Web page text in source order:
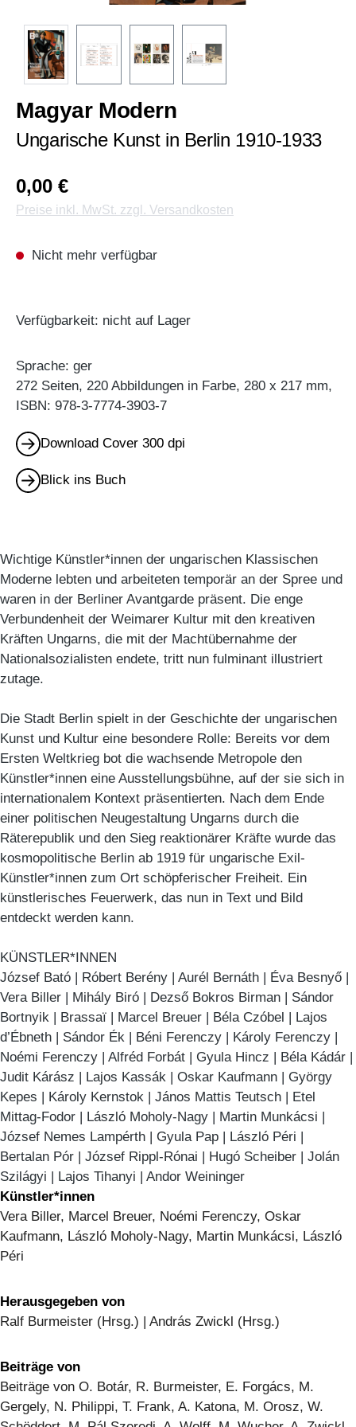
Magyar Modern
Ungarische Kunst in Berlin 1910-1933
0,00 €
Preise inkl. MwSt. zzgl. Versandkosten
Nicht mehr verfügbar
Verfügbarkeit: nicht auf Lager
Sprache: ger
272 Seiten, 220 Abbildungen in Farbe, 280 x 217 mm,
ISBN: 978-3-7774-3903-7
Download Cover 300 dpi
Blick ins Buch
Wichtige Künstler*innen der ungarischen Klassischen
Moderne lebten und arbeiteten temporär an der Spree und
waren in der Berliner Avantgarde präsent. Die enge
Verbundenheit der Weimarer Kultur mit den kreativen
Kräften Ungarns, die mit der Machtübernahme der
Nationalsozialisten endete, tritt nun fulminant illustriert
zutage.
Die Stadt Berlin spielt in der Geschichte der ungarischen
Kunst und Kultur eine besondere Rolle: Bereits vor dem
Ersten Weltkrieg bot die wachsende Metropole den
Künstler*innen eine Ausstellungsbühne, auf der sie sich in
internationalem Kontext präsentierten. Nach dem Ende
einer politischen Neugestaltung Ungarns durch die
Räterepublik und den Sieg reaktionärer Kräfte wurde das
kosmopolitische Berlin ab 1919 für ungarische Exil-
Künstler*innen zum Ort schöpferischer Freiheit. Ein
künstlerisches Feuerwerk, das nun in Text und Bild
entdeckt werden kann.
KÜNSTLER*INNEN
József Bató | Róbert Berény | Aurél Bernáth | Éva Besnyő |
Vera Biller | Mihály Biró | Dezső Bokros Birman | Sándor
Bortnyik | Brassaï | Marcel Breuer | Béla Czóbel | Lajos
d’Ébneth | Sándor Ék | Béni Ferenczy | Károly Ferenczy |
Noémi Ferenczy | Alfréd Forbát | Gyula Hincz | Béla Kádár |
Judit Kárász | Lajos Kassák | Oskar Kaufmann | György
Kepes | Károly Kernstok | János Mattis Teutsch | Etel
Mittag-Fodor | László Moholy-Nagy | Martin Munkácsi |
József Nemes Lampérth | Gyula Pap | László Péri |
Bertalan Pór | József Rippl-Rónai | Hugó Scheiber | Jolán
Szilágyi | Lajos Tihanyi | Andor Weininger
Künstler*innen
Vera Biller, Marcel Breuer, Noémi Ferenczy, Oskar
Kaufmann, László Moholy-Nagy, Martin Munkácsi, László
Péri
Herausgegeben von
Ralf Burmeister (Hrsg.) | András Zwickl (Hrsg.)
Beiträge von
Beiträge von O. Botár, R. Burmeister, E. Forgács, M.
Gergely, N. Philippi, T. Frank, A. Katona, M. Orosz, W.